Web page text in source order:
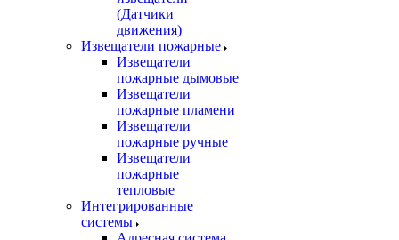
(Датчики
движения)
Извещатели пожарные
Извещатели
пожарные дымовые
Извещатели
пожарные пламени
Извещатели
пожарные ручные
Извещатели
пожарные
тепловые
Интегрированные
системы